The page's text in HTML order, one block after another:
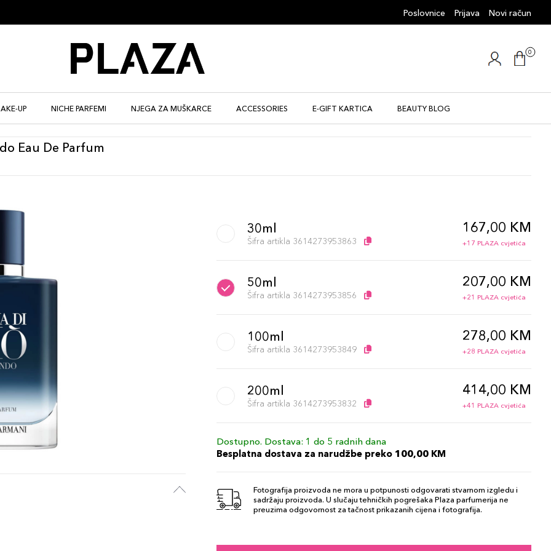
Poslovnice Prijava Novi račun
0
UP NICHE PARFEMI NJEGA ZA MUŠKARCE ACCESSORIES E-GIFT KARTICA BEAUTY BLOG
Eau De Parfum
30ml
Šifra artikla 3614273953863
167,00 KM
+17 PLAZA cvjetića
50ml
Šifra artikla 3614273953856
207,00 KM
+21 PLAZA cvjetića
100ml
Šifra artikla 3614273953849
278,00 KM
+28 PLAZA cvjetića
200ml
Šifra artikla 3614273953832
414,00 KM
+41 PLAZA cvjetića
Dostupno. Dostava: 1 do 5 radnih dana
Besplatna dostava za narudžbe preko 100,00 KM
Fotografija proizvoda ne mora u potpunosti odgovarati stvarnom izgledu i
sadržaju proizvoda. U slučaju tehničkih pogrešaka Plaza parfumerija ne
preuzima odgovornost za tačnost prikazanih cijena i fotografija.